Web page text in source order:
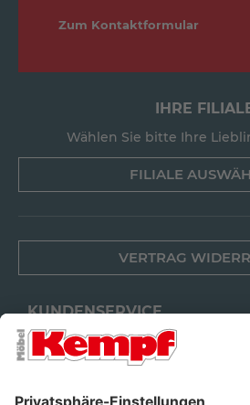
Zum Kontaktformular
IHRE
Wählen Sie bitte Ihre
FILIALE
VERTRAG
KUNDENSERVICE
FILIALEN